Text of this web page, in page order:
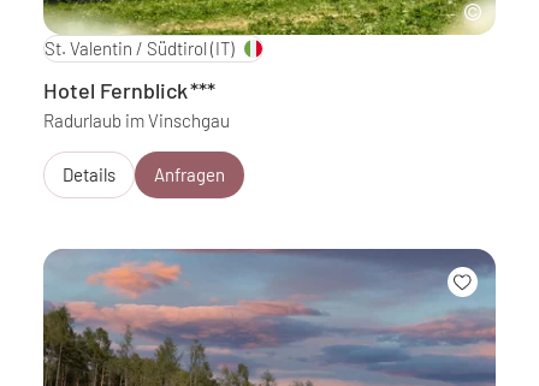
St. Valentin / Südtirol (IT)
Hotel Fernblick***
Radurlaub im Vinschgau
Details Anfragen